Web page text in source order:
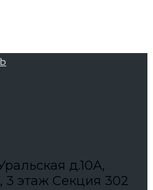
д.10А,
3 этаж Секция 302